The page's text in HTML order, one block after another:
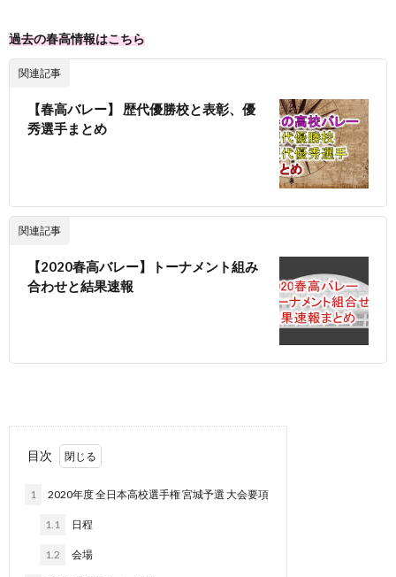
過去の春高情報はこちら
関連記事
【春高バレー】 歴代優勝校と表彰、優
秀選手まとめ
関連記事
【2020春高バレー】トーナメント組み
合わせと結果速報
目次
1 2020年度 全日本高校選手権 宮城予選 大会要項
1.1 日程
1.2 会場